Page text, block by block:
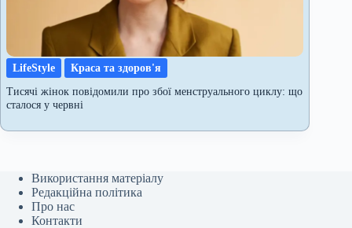
LifeStyle
Краса та здоров'я
Тисячі жінок повідомили про збої менструального циклу: що
сталося у червні
Використання матеріалу
Редакційна політика
Про нас
Контакти